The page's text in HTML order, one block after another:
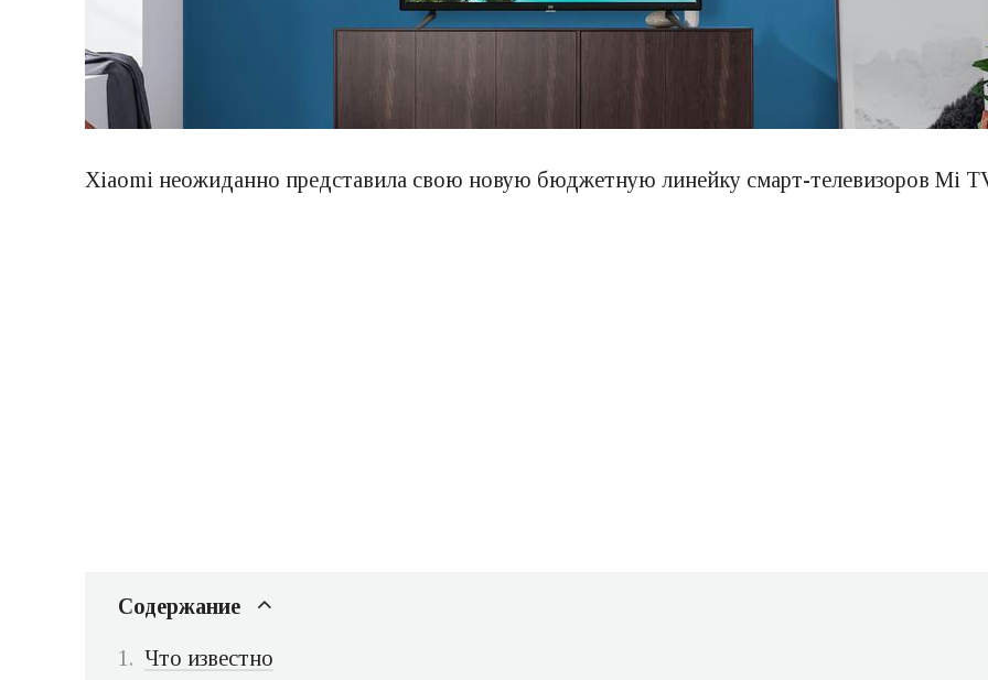
Xiaomi неожиданно представила свою новую бюджетную линейку смарт-телевизоров Mi
Содержание
Что известно